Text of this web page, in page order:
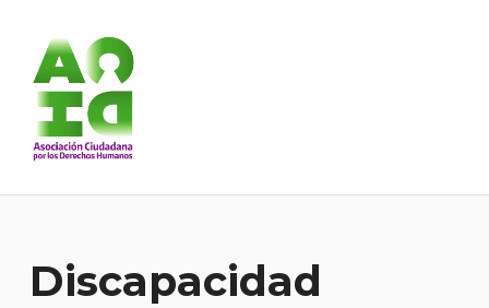
Discapacidad